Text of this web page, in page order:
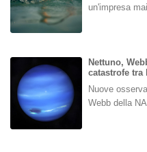
un'impresa
Nettuno,
catastrofe tra
Nuove
Webb della